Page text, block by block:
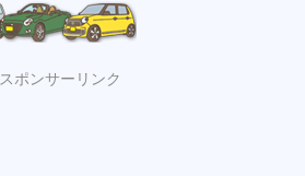
スポンサーリンク